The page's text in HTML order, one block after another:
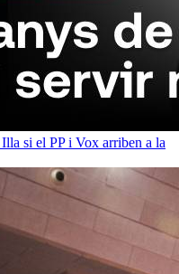
si el PP i Vox arriben a la